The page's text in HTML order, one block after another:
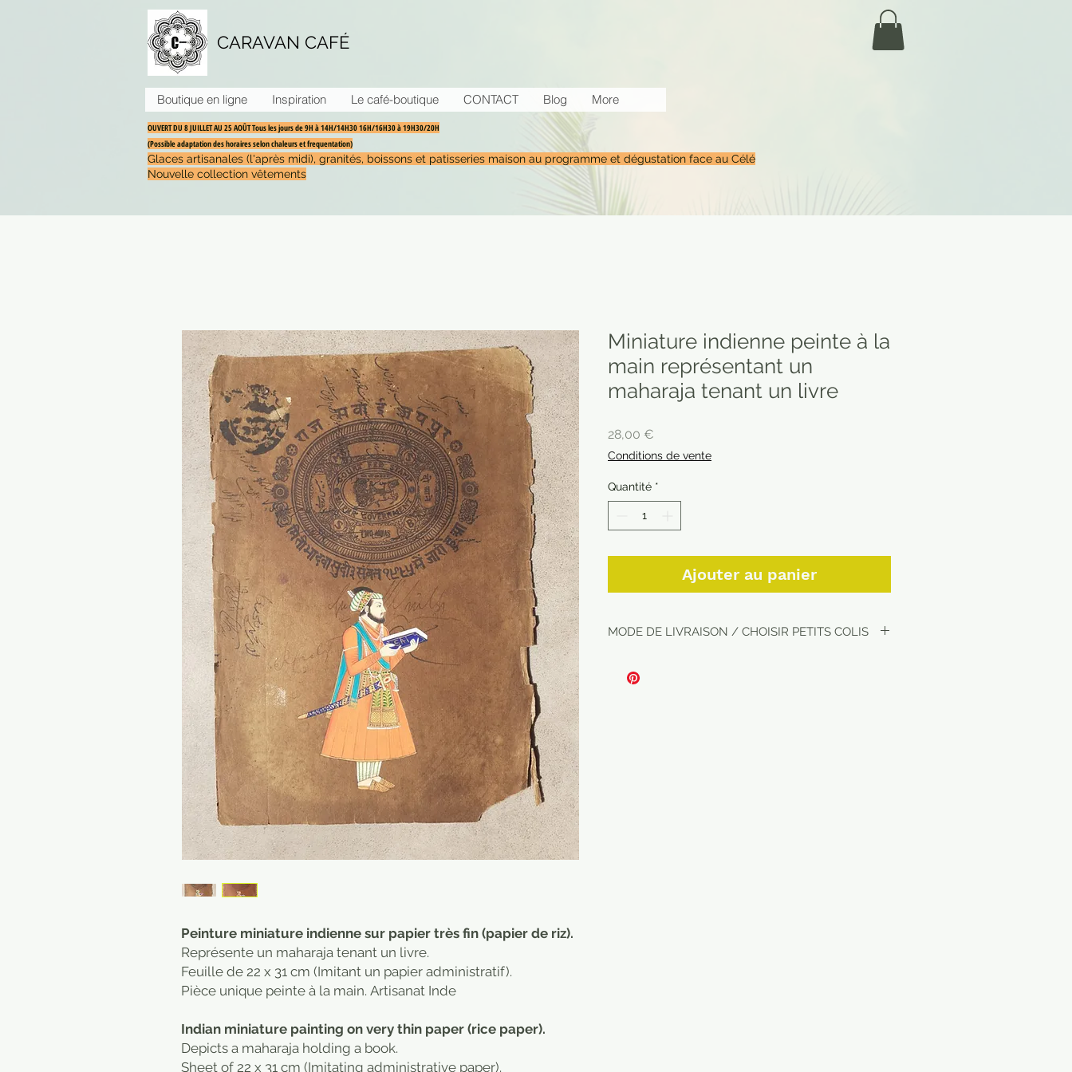
CARAVAN CAFÉ
Boutique en ligne Inspiration Le café-boutique CONTACT Blog More
OUVERT DU 8 JUILLET AU 25 AOÛT Tous les jours de 9H à 14H/14H30 16H/16H30 à 19H30/20H
(Possible adaptation des horaires selon chaleurs et frequentation)
Glaces artisanales (l'après midi), granités, boissons et patisseries maison au programme et dégustation face au Célé
Nouvelle collection vêtements
Peinture miniature indienne sur papier très fin (papier de riz).
Représente un maharaja tenant un livre.
Feuille de 22 x 31 cm (Imitant un papier administratif).
Pièce unique peinte à la main. Artisanat Inde
Indian miniature painting on very thin paper (rice paper).
Depicts a maharaja holding a book.
Sheet of 22 x 31 cm (Imitating administrative paper).
Miniature indienne peinte à la
main représentant un
maharaja tenant un livre
28,00 €
Conditions de vente
Quantité *
Ajouter au panier
MODE DE LIVRAISON / CHOISIR PETITS COLIS